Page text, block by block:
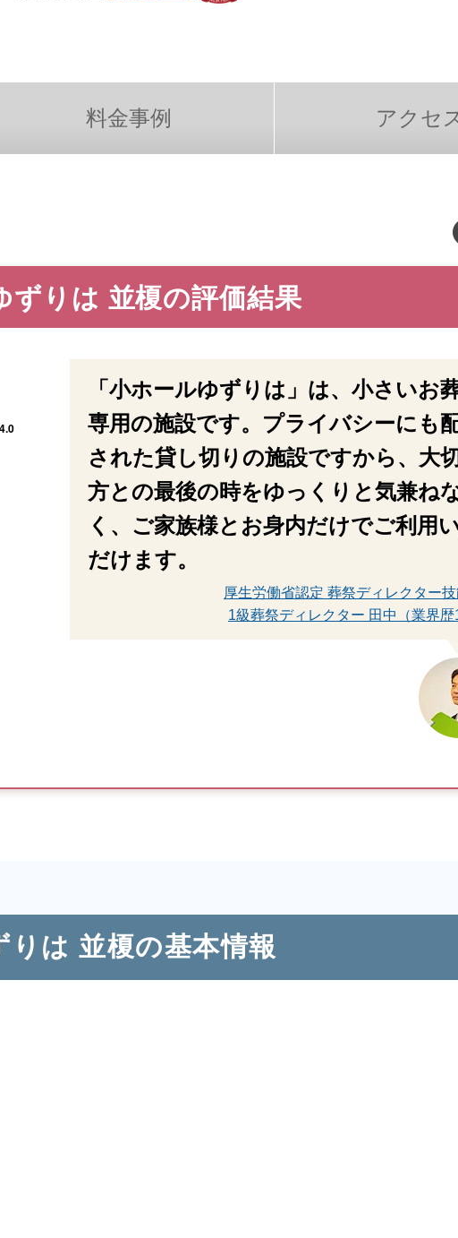
料金事例 アクセ
ずりは 並榎の評価結果
「小ホールゆずりは」は、小さいお
専用の施設です。プライバシーにも
された貸し切りの施設ですから、大
方との最後の時をゆっくりと気兼ね
く、ご家族様とお身内だけでご利用
だけます。
厚生労働省認定 葬祭ディレクター
1級葬祭ディレクター 田中（業界歴
りは 並榎の基本情報